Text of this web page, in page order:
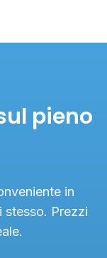
pieno
in
stesso. Prezzi